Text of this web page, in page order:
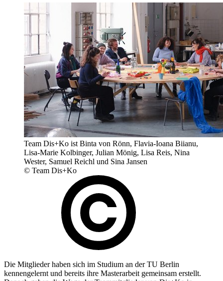
Team Dis+Ko ist Binta von Rönn, Flavia-Ioana Biianu,
Lisa-Marie Kolbinger, Julian Mönig, Lisa Reis, Nina
Wester, Samuel Reichl und Sina Jansen
© Team Dis+Ko
Die Mitglieder haben sich im Studium an der TU Berlin
kennengelernt und bereits ihre Masterarbeit gemeinsam erstellt.